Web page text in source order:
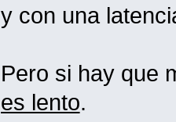
y con una
Pero si hay que
es lento.